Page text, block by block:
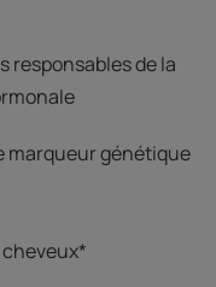
responsables de la
marqueur génétique
cheveux*